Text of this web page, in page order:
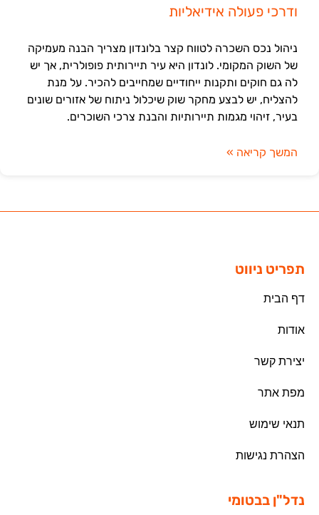
ודרכי פעולה אידיאליות
ניהול נכס השכרה לטווח קצר בלונדון מצריך הבנה מעמיקה
של השוק המקומי. לונדון היא עיר תיירותית פופולרית, אך יש
לה גם חוקים ותקנות ייחודיים שמחייבים להכיר. על מנת
להצליח, יש לבצע מחקר שוק שיכלול ניתוח של אזורים שונים
בעיר, זיהוי מגמות תיירותיות והבנת צרכי השוכרים.
המשך קריאה »
תפריט ניווט
דף הבית
אודות
יצירת קשר
מפת אתר
תנאי שימוש
הצהרת נגישות
נדל"ן בבטומי